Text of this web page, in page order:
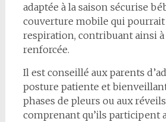
adaptée à la saison sécurise
couverture mobile qui pourrait
respiration, contribuant ainsi
renforcée.
Il est conseillé aux parents
posture patiente et
phases de pleurs ou aux
comprenant qu’ils participent